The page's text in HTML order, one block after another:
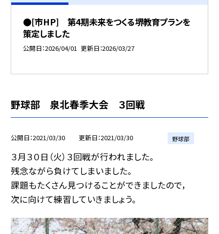
●[市HP] 第4期未来をつくる堺教育プランを
策定しました
公開日 2026/04/01 更新日 2026/03/27
野球部 泉北春季大会 ３回戦
公開日 2021/03/30 更新日 2021/03/30 野球部
３月３０日（火）３回戦が行われました。
残念ながら負けてしまいました。
課題もたくさん見つけることができましたので，
次に向けて練習していきましょう。